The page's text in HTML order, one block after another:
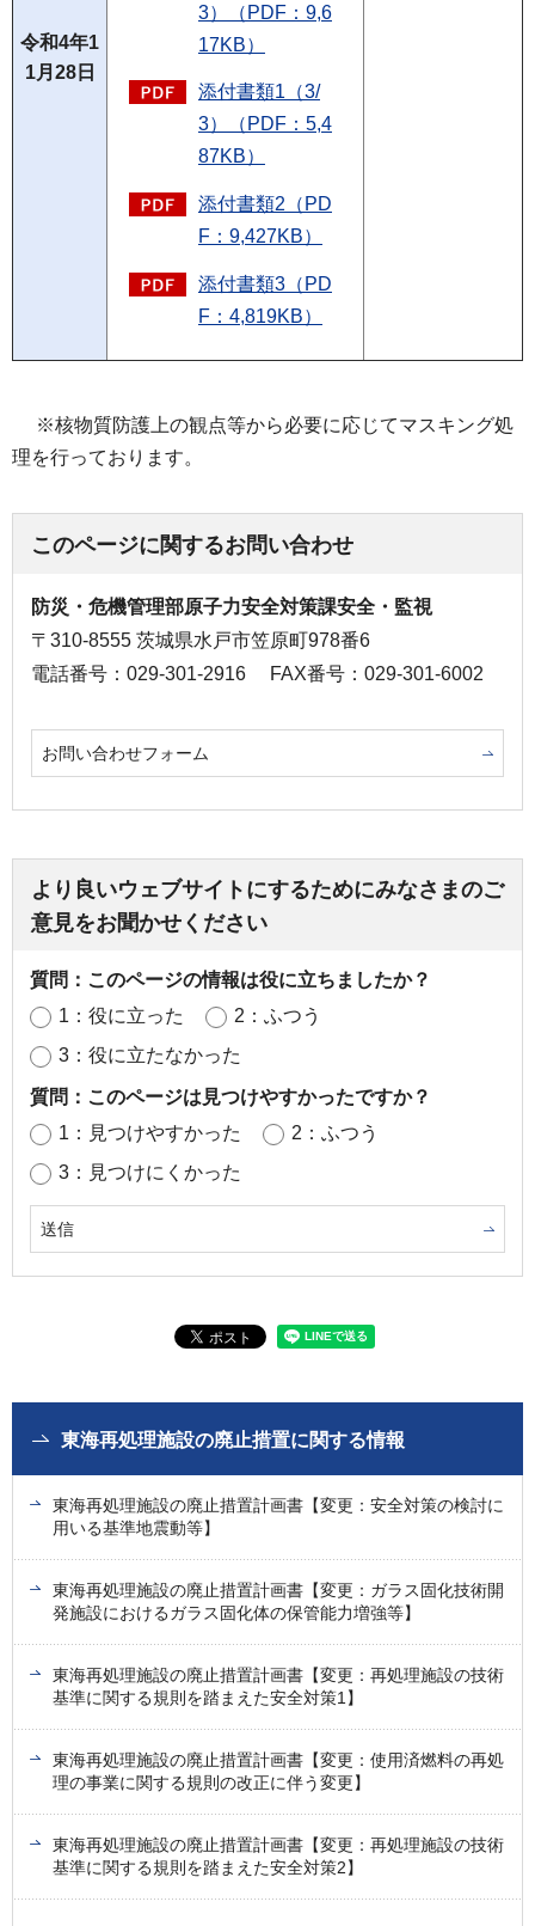
令和4年1
1月28日
3）（PDF：9,6
17KB）
添付書類1（3/
3）（PDF：5,4
87KB）
添付書類2（PD
F：9,427KB）
添付書類3（PD
F：4,819KB）
※核物質防護上の観点等から必要に応じてマスキング処
理を行っております。
このページに関するお問い合わせ
防災・危機管理部原子力安全対策課安全・監視
〒310-8555 茨城県水戸市笠原町978番6
電話番号：029-301-2916
FAX番号：029-301-6002
お問い合わせフォーム
より良いウェブサイトにするためにみなさまのご
意見をお聞かせください
質問：このページの情報は役に立ちましたか？
1：役に立った
2：ふつう
3：役に立たなかった
質問：このページは見つけやすかったですか？
1：見つけやすかった
2：ふつう
3：見つけにくかった
東海再処理施設の廃止措置に関する情報
東海再処理施設の廃止措置計画書【変更：安全対策の検討に
用いる基準地震動等】
東海再処理施設の廃止措置計画書【変更：ガラス固化技術開
発施設におけるガラス固化体の保管能力増強等】
東海再処理施設の廃止措置計画書【変更：再処理施設の技術
基準に関する規則を踏まえた安全対策1】
東海再処理施設の廃止措置計画書【変更：使用済燃料の再処
理の事業に関する規則の改正に伴う変更】
東海再処理施設の廃止措置計画書【変更：再処理施設の技術
基準に関する規則を踏まえた安全対策2】